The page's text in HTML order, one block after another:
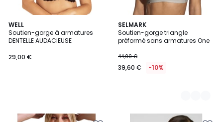
WELL
Soutien-gorge à armatures
DENTELLE AUDACIEUSE
29,00 €
SELMARK
Soutien-gorge triangle
préformé sans armatures One
44,00 €
39,60 € -10%
5
Couleurs